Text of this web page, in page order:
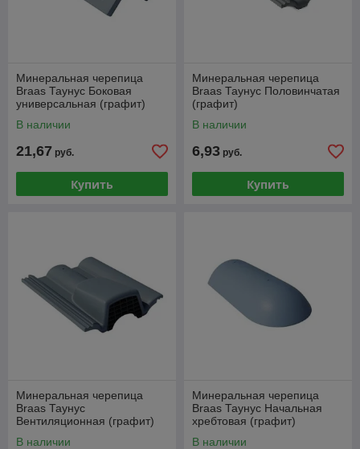
Минеральная черепица
Braas Таунус Боковая
универсальная (графит)
В наличии
21,67 руб.
Купить
Минеральная черепица
Braas Таунус Половинчатая
(графит)
В наличии
6,93 руб.
Купить
Минеральная черепица
Braas Таунус
Вентиляционная (графит)
В наличии
Минеральная черепица
Braas Таунус Начальная
хребтовая (графит)
В наличии